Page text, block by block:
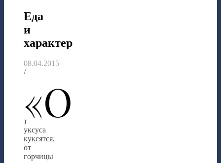
Еда
и
характер
08.04.2015
/
«О
т
уксуса
куксятся,
от
горчицы